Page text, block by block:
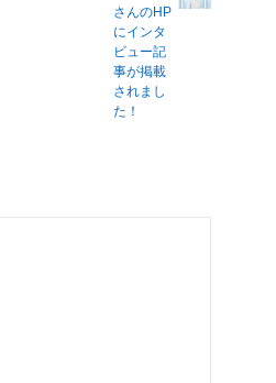
さんのHP
にインタ
ビュー記
事が掲載
されまし
た！